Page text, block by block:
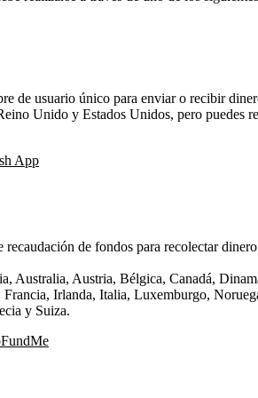
de usuario único para enviar o recibir
Unido y Estados Unidos, pero puedes
App
de fondos para recolectar
Australia, Austria, Bélgica, Canadá,
Irlanda, Italia, Luxemburgo,
y Suiza.